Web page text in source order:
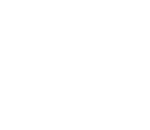
герметичные